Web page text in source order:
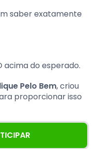
saber exatamente
acima do esperado.
Pelo Bem, criou
proporcionar isso